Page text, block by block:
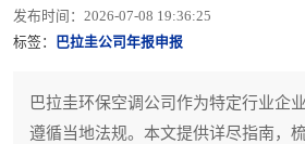
发布时间：2026-07-08 19:36:25
标签：
巴拉圭公司年报申报
巴拉圭环保空调公司作为特定行业企
遵循当地法规。本文提供详尽指南，